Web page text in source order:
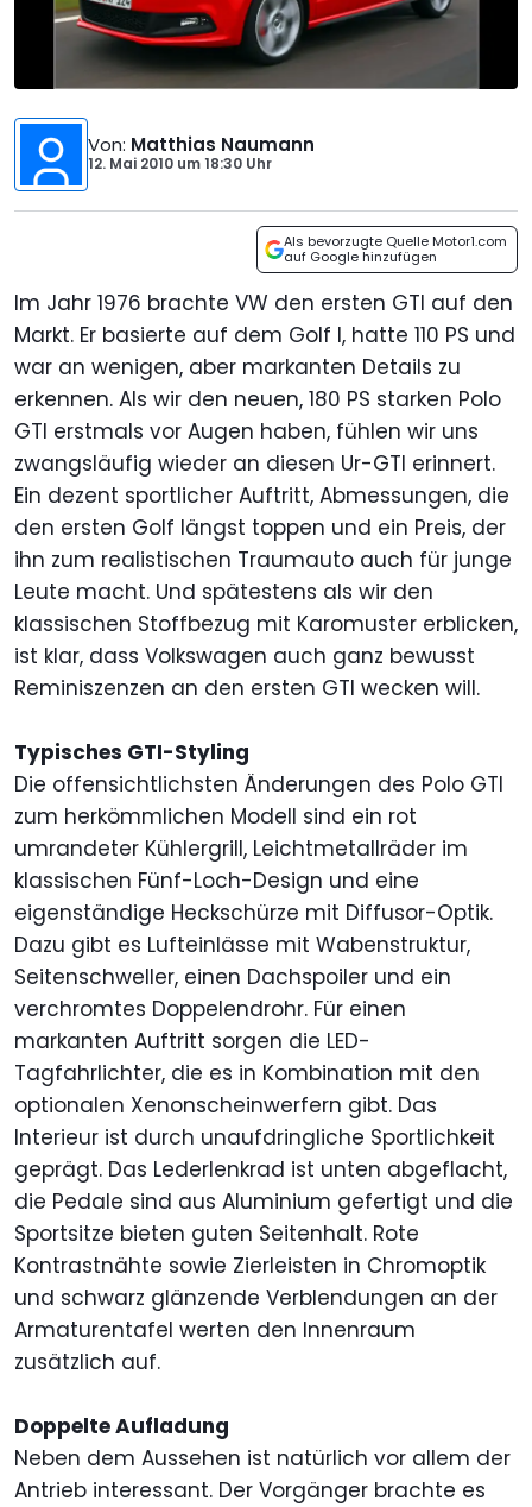
Von: Matthias Naumann
12. Mai 2010 um18:30 Uhr
Als bevorzugte Quelle Motor1.com
auf Google hinzufügen
Im Jahr 1976 brachte VW den ersten GTI auf den
Markt. Er basierte auf dem Golf I, hatte 110 PS und
war an wenigen, aber markanten Details zu
erkennen. Als wir den neuen, 180 PS starken Polo
GTI erstmals vor Augen haben, fühlen wir uns
zwangsläufig wieder an diesen Ur-GTI erinnert.
Ein dezent sportlicher Auftritt, Abmessungen, die
den ersten Golf längst toppen und ein Preis, der
ihn zum realistischen Traumauto auch für junge
Leute macht. Und spätestens als wir den
klassischen Stoffbezug mit Karomuster erblicken,
ist klar, dass Volkswagen auch ganz bewusst
Reminiszenzen an den ersten GTI wecken will.
Typisches GTI-Styling
Die offensichtlichsten Änderungen des Polo GTI
zum herkömmlichen Modell sind ein rot
umrandeter Kühlergrill, Leichtmetallräder im
klassischen Fünf-Loch-Design und eine
eigenständige Heckschürze mit Diffusor-Optik.
Dazu gibt es Lufteinlässe mit Wabenstruktur,
Seitenschweller, einen Dachspoiler und ein
verchromtes Doppelendrohr. Für einen
markanten Auftritt sorgen die LED-
Tagfahrlichter, die es in Kombination mit den
optionalen Xenonscheinwerfern gibt. Das
Interieur ist durch unaufdringliche Sportlichkeit
geprägt. Das Lederlenkrad ist unten abgeflacht,
die Pedale sind aus Aluminium gefertigt und die
Sportsitze bieten guten Seitenhalt. Rote
Kontrastnähte sowie Zierleisten in Chromoptik
und schwarz glänzende Verblendungen an der
Armaturentafel werten den Innenraum
zusätzlich auf.
Doppelte Aufladung
Neben dem Aussehen ist natürlich vor allem der
Antrieb interessant. Der Vorgänger brachte es